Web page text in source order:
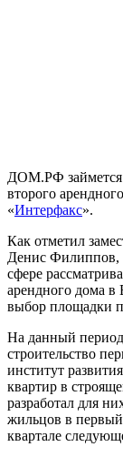
ДОМ.РФ займется
второго
«Интерфакс».
Как отметил
Денис Филиппов,
сфере
арендного дома в
выбор площадки
На данный
строительство
институт
квартир в
разработал для
жильцов в
квартале